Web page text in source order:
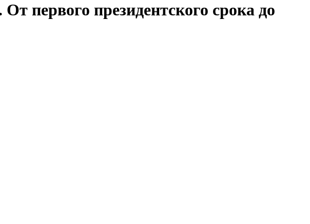
первого президентского срока до